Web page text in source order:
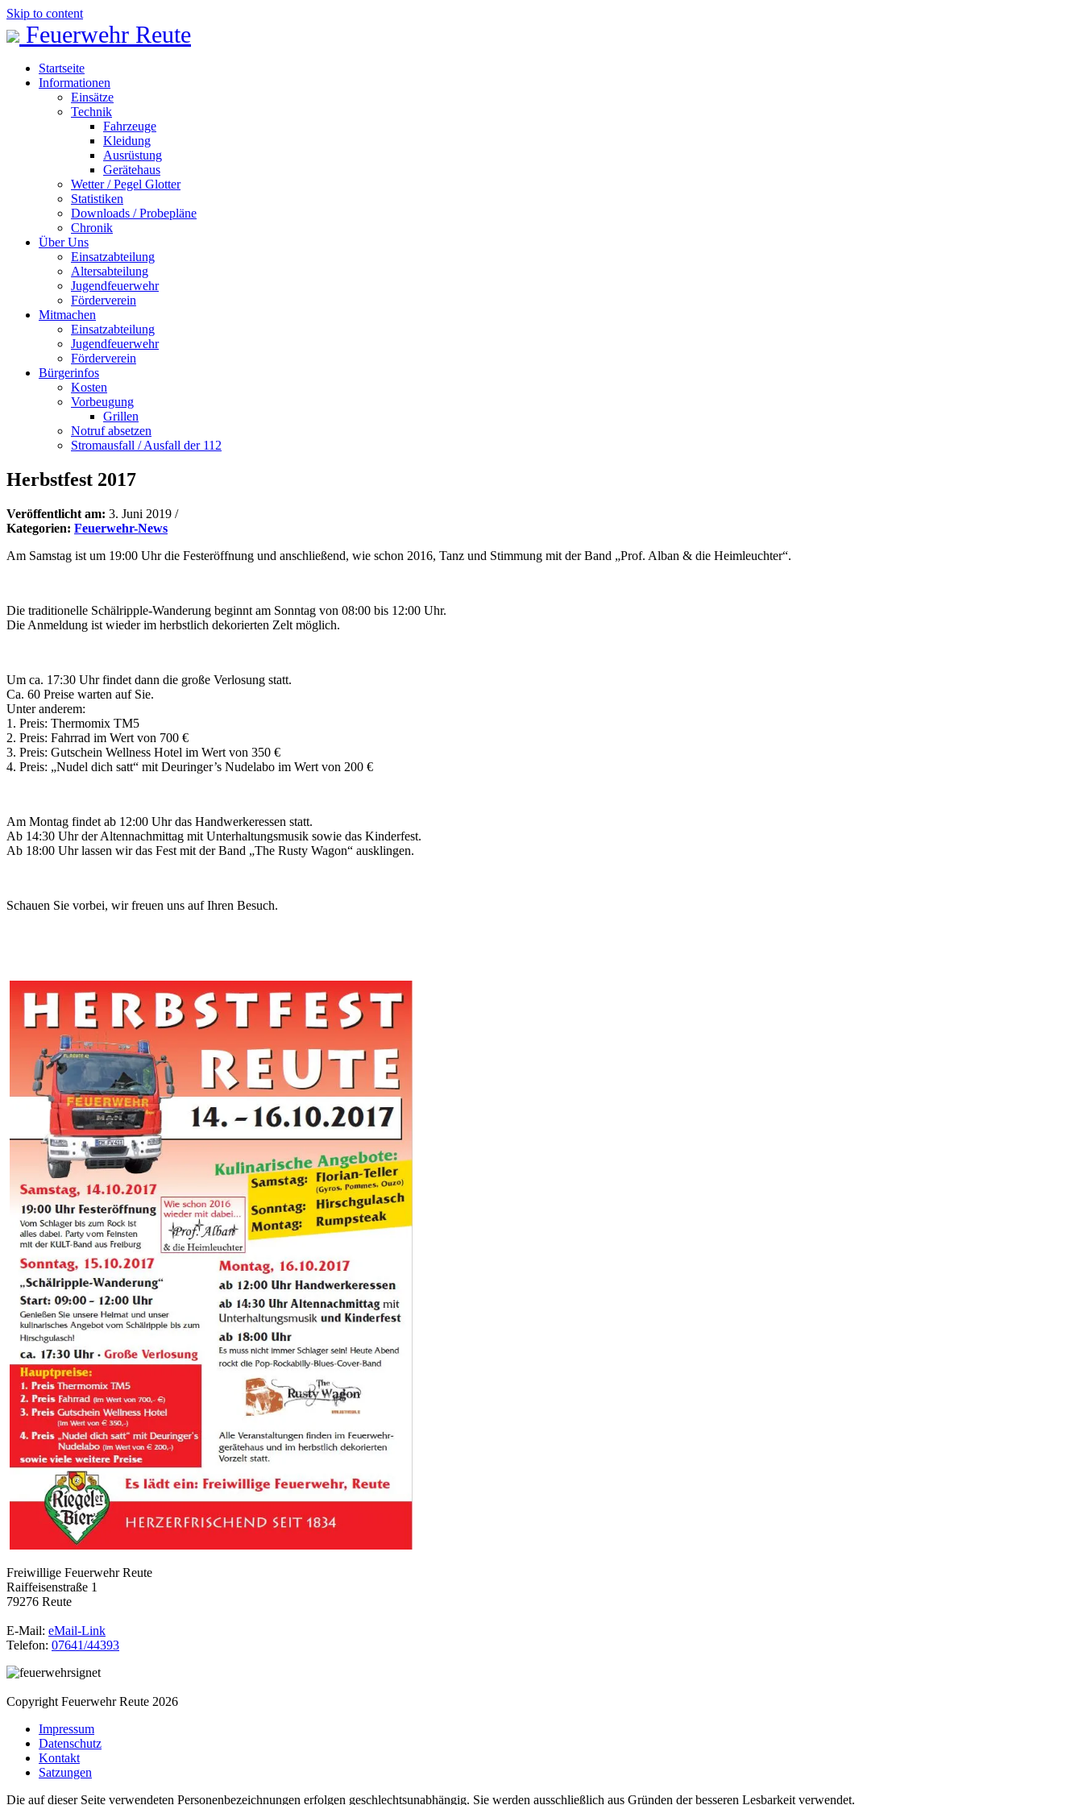
Skip to content
Feuerwehr Reute
Startseite
Informationen
Einsätze
Technik
Fahrzeuge
Kleidung
Ausrüstung
Gerätehaus
Wetter / Pegel Glotter
Statistiken
Downloads / Probepläne
Chronik
Über Uns
Einsatzabteilung
Altersabteilung
Jugendfeuerwehr
Förderverein
Mitmachen
Einsatzabteilung
Jugendfeuerwehr
Förderverein
Bürgerinfos
Kosten
Vorbeugung
Grillen
Notruf absetzen
Stromausfall / Ausfall der 112
Herbstfest 2017
Veröffentlicht am: 3. Juni 2019 /
Kategorien: Feuerwehr-News
Am Samstag ist um 19:00 Uhr die Festeröffnung und anschließend, wie schon 2016, Tanz und Stimmung mit der Band „Prof. Alban & die Heimleuchter“.
Die traditionelle Schälripple-Wanderung beginnt am Sonntag von 08:00 bis 12:00 Uhr.
Die Anmeldung ist wieder im herbstlich dekorierten Zelt möglich.
Um ca. 17:30 Uhr findet dann die große Verlosung statt.
Ca. 60 Preise warten auf Sie.
Unter anderem:
1. Preis: Thermomix TM5
2. Preis: Fahrrad im Wert von 700 €
3. Preis: Gutschein Wellness Hotel im Wert von 350 €
4. Preis: „Nudel dich satt“ mit Deuringer’s Nudelabo im Wert von 200 €
Am Montag findet ab 12:00 Uhr das Handwerkeressen statt.
Ab 14:30 Uhr der Altennachmittag mit Unterhaltungsmusik sowie das Kinderfest.
Ab 18:00 Uhr lassen wir das Fest mit der Band „The Rusty Wagon“ ausklingen.
Schauen Sie vorbei, wir freuen uns auf Ihren Besuch.
Freiwillige Feuerwehr Reute
Raiffeisenstraße 1
79276 Reute
E-Mail: eMail-Link
Telefon: 07641/44393
Copyright Feuerwehr Reute 2026
Impressum
Datenschutz
Kontakt
Satzungen
Die auf dieser Seite verwendeten Personenbezeichnungen erfolgen geschlechtsunabhängig. Sie werden ausschließlich aus Gründen der besseren Lesbarkeit verwendet.